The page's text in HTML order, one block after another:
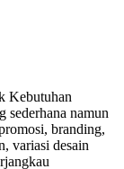
Kebutuhan
sederhana namun
branding,
variasi desain